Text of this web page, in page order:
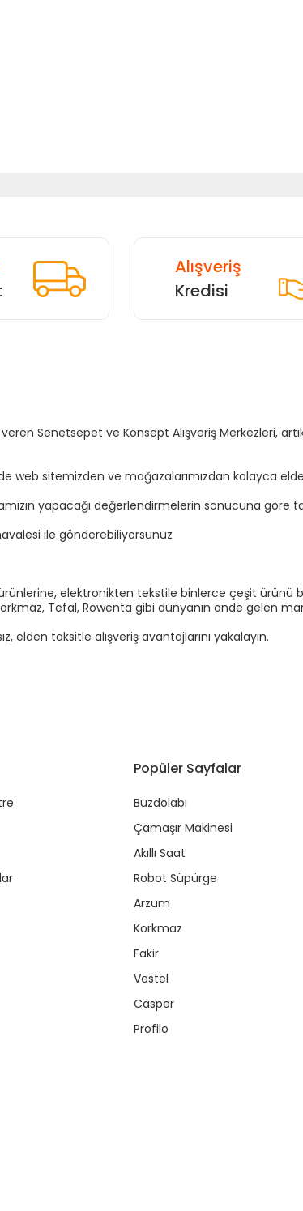
Alışveriş
Kredisi
Senetsepet ve Konsept Alışveriş Merkezleri,
web sitemizden ve mağazalarımızdan kolayca
yapacağı değerlendirmelerin sonucuna
ile gönderebiliyorsunuz
elektronikten tekstile binlerce çeşit ürünü
Tefal, Rowenta gibi dünyanın önde gelen
elden taksitle alışveriş avantajlarını yakalayın.
Popüler Sayfalar
Buzdolabı
Çamaşır Makinesi
Akıllı Saat
Robot Süpürge
Arzum
Korkmaz
Fakir
Vestel
Casper
Profilo